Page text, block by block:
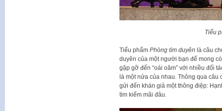
Tiểu
Tiểu phẩm Phòng tìm duyên là câu
duyên của một người bạn để mong
gặp gỡ đến “oái oăm” với nhiều đối
là một nửa của nhau. Thông qua câu
gửi đến khán giả một thông điệp:
tìm kiếm mãi đâu.